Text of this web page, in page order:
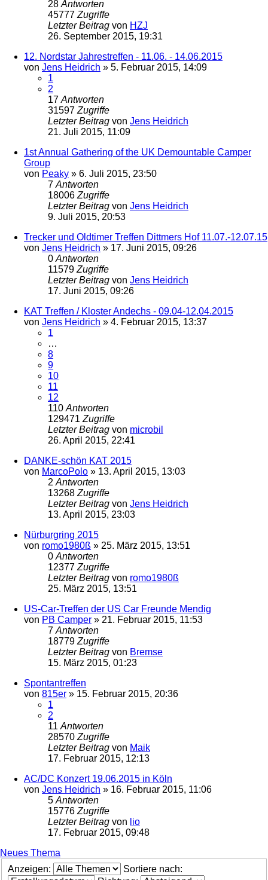
28 Antworten
45777 Zugriffe
Letzter Beitrag von HZJ
26. September 2015, 19:31
12. Nordstar Jahrestreffen - 11.06. - 14.06.2015
von Jens Heidrich » 5. Februar 2015, 14:09
1
2
17 Antworten
31597 Zugriffe
Letzter Beitrag von Jens Heidrich
21. Juli 2015, 11:09
1st Annual Gathering of the UK Demountable Camper
Group
von Peaky » 6. Juli 2015, 23:50
7 Antworten
18006 Zugriffe
Letzter Beitrag von Jens Heidrich
9. Juli 2015, 20:53
Trecker und Oldtimer Treffen Dittmers Hof 11.07.-12.07.15
von Jens Heidrich » 17. Juni 2015, 09:26
0 Antworten
11579 Zugriffe
Letzter Beitrag von Jens Heidrich
17. Juni 2015, 09:26
KAT Treffen / Kloster Andechs - 09.04-12.04.2015
von Jens Heidrich » 4. Februar 2015, 13:37
1
…
8
9
10
11
12
110 Antworten
129471 Zugriffe
Letzter Beitrag von microbil
26. April 2015, 22:41
DANKE-schön KAT 2015
von MarcoPolo » 13. April 2015, 13:03
2 Antworten
13268 Zugriffe
Letzter Beitrag von Jens Heidrich
13. April 2015, 23:03
Nürburgring 2015
von romo1980ß » 25. März 2015, 13:51
0 Antworten
12377 Zugriffe
Letzter Beitrag von romo1980ß
25. März 2015, 13:51
US-Car-Treffen der US Car Freunde Mendig
von PB Camper » 21. Februar 2015, 11:53
7 Antworten
18779 Zugriffe
Letzter Beitrag von Bremse
15. März 2015, 01:23
Spontantreffen
von 815er » 15. Februar 2015, 20:36
1
2
11 Antworten
28570 Zugriffe
Letzter Beitrag von Maik
17. Februar 2015, 12:13
AC/DC Konzert 19.06.2015 in Köln
von Jens Heidrich » 16. Februar 2015, 11:06
5 Antworten
15776 Zugriffe
Letzter Beitrag von lio
17. Februar 2015, 09:48
Neues Thema
Anzeigen:
Sortiere nach: